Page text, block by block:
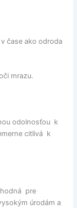
čase ako odroda
mrazu.
odolnosťou k
citlivá k
pre
úrodám a